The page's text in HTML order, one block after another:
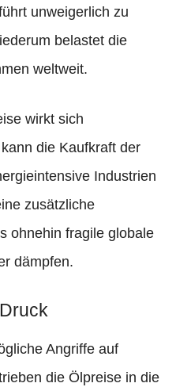
unweigerlich zu
belastet die
weltweit.
wirkt sich
die Kaufkraft der
Industrien
zusätzliche
ohnehin fragile globale
dämpfen.
Angriffe auf
die Ölpreise in die